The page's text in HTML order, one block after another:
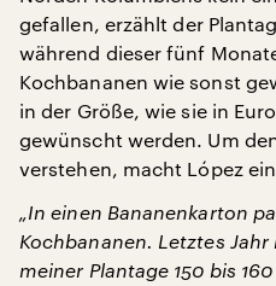
gefallen, erzählt der
während dieser fünf
Kochbananen wie sonst
in der Größe, wie sie in
gewünscht werden. Um
verstehen, macht López
„In einen Bananenkarton
Kochbananen. Letztes
meiner Plantage 150 bis